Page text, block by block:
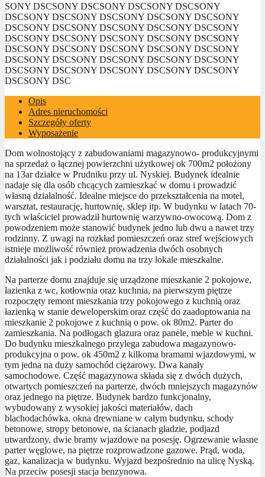
SONY DSCSONY DSCSONY DSCSONY DSCSONY
DSCSONY DSCSONY DSCSONY DSCSONY DSCSONY
DSCSONY DSCSONY DSCSONY DSCSONY DSCSONY
DSCSONY DSCSONY DSCSONY DSCSONY DSCSONY
DSCSONY DSCSONY DSCSONY DSCSONY DSCSONY
DSCSONY DSCSONY DSCSONY DSCSONY DSCSONY
DSCSONY DSCSONY DSCSONY DSCSONY DSCSONY
DSCSONY DSC
Opis
Adres nieruchomości
Szczegóły oferty
Wyposażenie
Dom wolnostojący z zabudowaniami magazynowo- produkcyjnymi
na sprzedaż o łącznej powierzchni użytkowej ok 700m2 położony
na 13ar działce w Prudniku przy ul. Nyskiej. Budynek idealnie
nadaje się dla osób chcących zamieszkać w domu i prowadzić
własną działalność. Idealne miejsce do przekształcenia na motel,
warsztat, restaurację, hurtownię, sklep itp. W budynku w latach 70-
tych właściciel prowadził hurtownię warzywno-owocową. Dom z
powodzeniem może stanowić budynek jedno lub dwu a nawet trzy
rodzinny. Z uwagi na rozkład pomieszczeń oraz stref wejściowych
istnieje możliwość również prowadzenia dwóch osobnych
działalności jak i podziału domu na trzy lokale mieszkalne.
Na parterze domu znajduje się urządzone mieszkanie 2 pokojowe,
łazienka z wc, kotłownia oraz kuchnia, na pierwszym piętrze
rozpoczęty remont mieszkania trzy pokojowego z kuchnią oraz
łazienką w stanie deweloperskim oraz część do zaadoptowania na
mieszkanie 2 pokojowe z kuchnią o pow. ok 80m2. Parter do
zamieszkania. Na podłogach glazura oraz panele, meble w kuchni.
Do budynku mieszkalnego przylega zabudowa magazynowo-
produkcyjna o pow. ok 450m2 z kilkoma bramami wjazdowymi, w
tym jedna na duży samochód ciężarowy. Dwa kanały
samochodowe. Część magazynowa składa się z dwóch dużych,
otwartych pomieszczeń na parterze, dwóch mniejszych magazynów
oraz jednego na piętrze. Budynek bardzo funkcjonalny,
wybudowany z wysokiej jakości materiałów, dach
blachodachówka, okna drewniane w całym budynku, schody
betonowe, stropy betonowe, na ścianach gładzie, podjazd
utwardzony, dwie bramy wjazdowe na posesję. Ogrzewanie własne
parter węglowe, na piętrze rozprowadzone gazowe. Prąd, woda,
gaz, kanalizacja w budynku. Wyjazd bezpośrednio na ulicę Nyską.
Na przeciw posesji stacja benzynowa.